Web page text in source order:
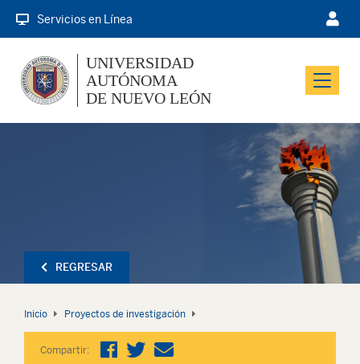
Servicios en Línea
Menu
UNIVERSIDAD
AUTÓNOMA
DE NUEVO LEÓN
REGRESAR
Inicio Proyectos de investigación
Compartir: